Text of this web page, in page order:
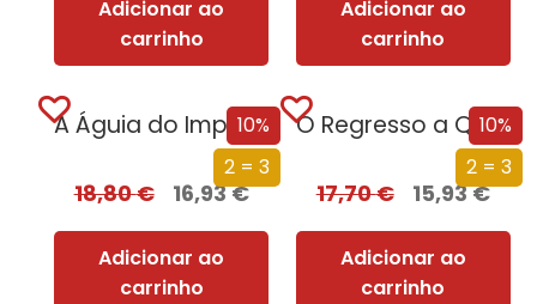
Adicionar ao
carrinho
Adicionar ao
carrinho
10%
2 = 3
A Águia do Império [Nova Edição]
18,80€ 16,93€
Adicionar ao
carrinho
10%
2 = 3
O Regresso a Quionga
17,70€ 15,93€
Adicionar ao
carrinho